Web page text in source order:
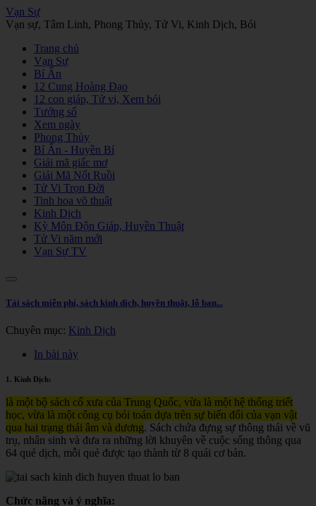
Vạn Sự
Vạn sự, Tâm Linh, Phong Thủy, Tử Vi, Kinh Dịch, Bói
Trang chủ
Vạn Sự
Bí Ẩn
12 Cung Hoàng Đạo
12 con giáp, Tử vi, Xem bói
Tướng số
Xem ngày
Phong Thủy
Bí Ẩn - Huyền Bí
Giải mã giấc mơ
Giải Mã Nốt Ruồi
Tử Vi Trọn Đời
Tinh hoa võ thuật
Kinh Dịch
Kỳ Môn Độn Giáp, Huyền Thuật
Tử Vi năm mới
Vạn Sự TV
Tải sách miễn phí, sách kinh dịch, huyền thuật, lỗ ban...
Chuyên mục: Kinh Dịch
In bài này
1. Kinh Dịch:
là một bộ sách cổ xưa của Trung Quốc, vừa là một hệ thống triết
học, vừa là một công cụ bói toán dựa trên sự biến đổi của vạn vật
qua hai trạng thái âm và dương. Sách chứa đựng sự thông thái về vũ
trụ, nhân sinh và đưa ra những lời khuyên về cuộc sống thông qua
64 quẻ dịch, mỗi quẻ được tạo thành từ 8 quái cơ bản.
Chức năng và ý nghĩa: